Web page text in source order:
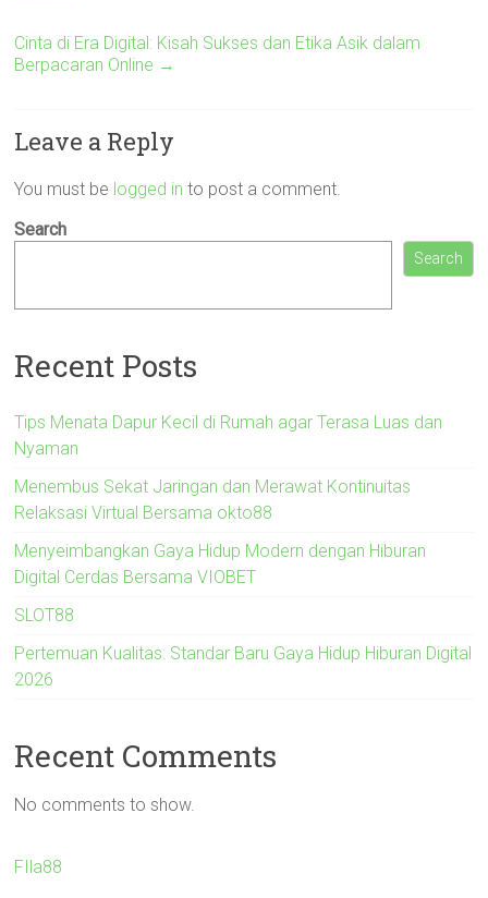
Cinta di Era Digital: Kisah Sukses dan Etika Asik dalam
Berpacaran Online →
Leave a Reply
You must be logged in to post a comment.
Search
Search
Recent Posts
Tips Menata Dapur Kecil di Rumah agar Terasa Luas dan
Nyaman
Menembus Sekat Jaringan dan Merawat Kontinuitas
Relaksasi Virtual Bersama okto88
Menyeimbangkan Gaya Hidup Modern dengan Hiburan
Digital Cerdas Bersama VIOBET
SLOT88
Pertemuan Kualitas: Standar Baru Gaya Hidup Hiburan Digital
2026
Recent Comments
No comments to show.
FIla88